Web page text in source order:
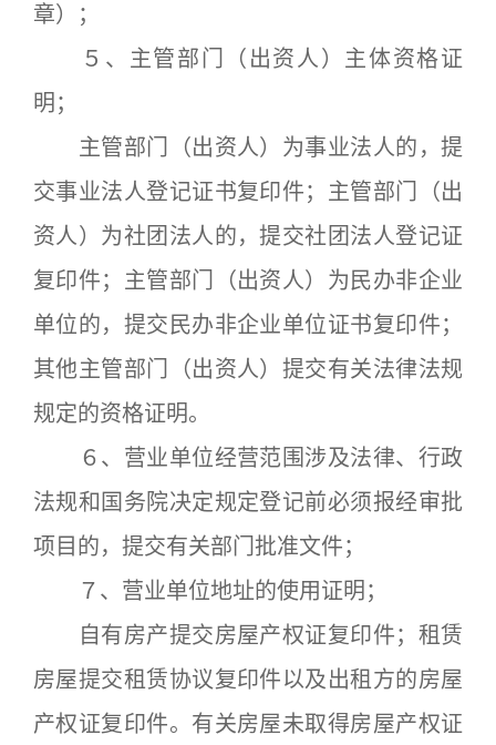
章）；
５、主管部门（出资人）主体资格证
明；
主管部门（出资人）为事业法人的，提
交事业法人登记证书复印件；主管部门（出
资人）为社团法人的，提交社团法人登记证
复印件；主管部门（出资人）为民办非企业
单位的，提交民办非企业单位证书复印件；
其他主管部门（出资人）提交有关法律法规
规定的资格证明。
６、营业单位经营范围涉及法律、行政
法规和国务院决定规定登记前必须报经审批
项目的，提交有关部门批准文件；
７、营业单位地址的使用证明；
自有房产提交房屋产权证复印件；租赁
房屋提交租赁协议复印件以及出租方的房屋
产权证复印件。有关房屋未取得房屋产权证